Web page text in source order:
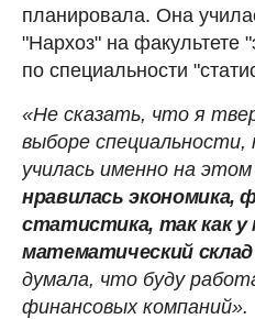
планировала. Она
"Нархоз" на факультете
по специальности
«Не сказать, что я
выборе
училась именно на
нравилась экономика,
статистика, так как у
математический
думала, что буду
финансовых компаний».